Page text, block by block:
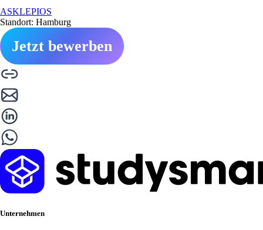
ASKLEPIOS
Standort: Hamburg
Jetzt bewerben
Unternehmen